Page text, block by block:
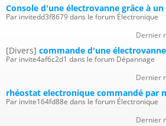
Console d'une électrovanne grâce à
Par invitedd3f8679 dans le forum Électronique
Dernier
[Divers] commande d'une électrovanne
Par invite4af6c2d1 dans le forum Dépannage
Dernier
rhéostat electronique commandé par
Par invite164fd88e dans le forum Électronique
Dernier